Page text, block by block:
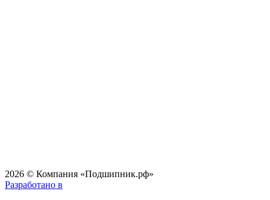
2026 © Компания «Подшипник.рф»
Разработано в